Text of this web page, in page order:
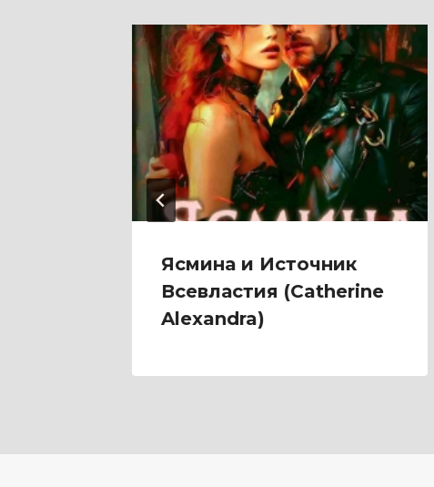
Ясмина и Источник
Всевластия (Catherine
Alexandra)